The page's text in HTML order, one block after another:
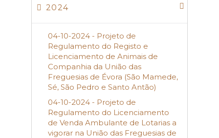
2024
04-10-2024 - Projeto de
Regulamento do Registo e
Licenciamento de Animais de
Companhia da União das
Freguesias de Évora (São Mamede,
Sé, São Pedro e Santo Antão)
04-10-2024 - Projeto de
Regulamento do Licenciamento
de Venda Ambulante de Lotarias a
vigorar na União das Freguesias de